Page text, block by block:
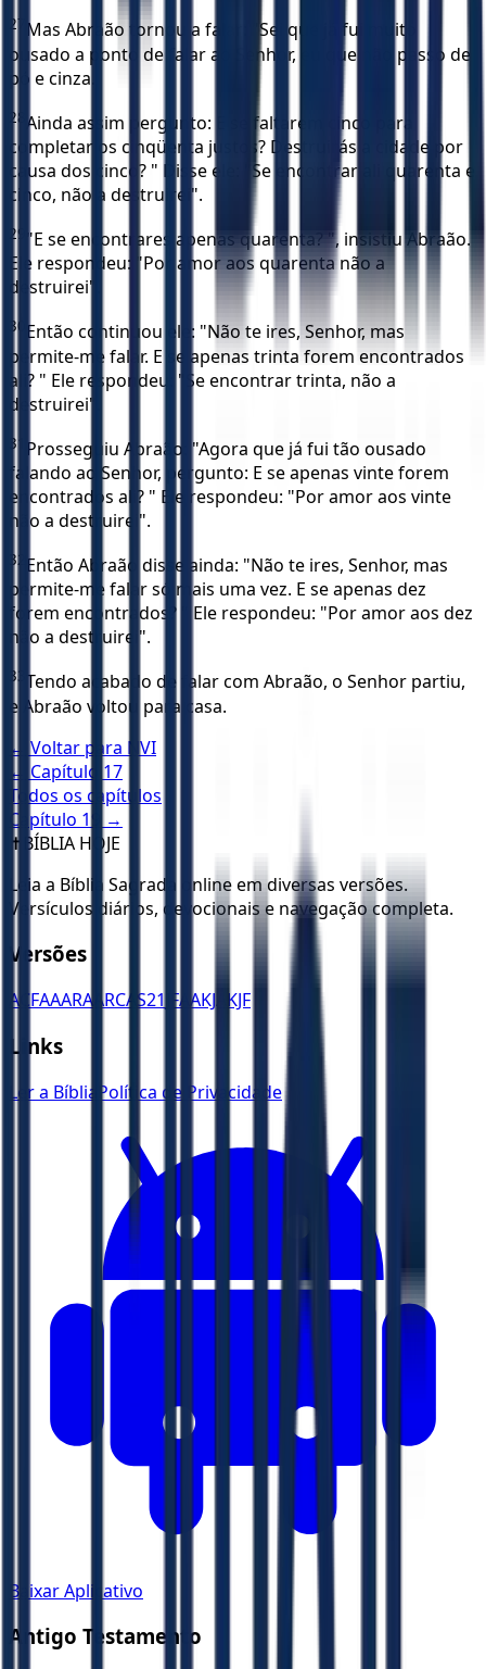
27 Mas Abraão tornou a falar: "Sei que já fui muito
ousado a ponto de falar ao Senhor, eu que não passo de
pó e cinza.
28 Ainda assim pergunto: E se faltarem cinco para
completar os cinqüenta justos? Destruirás a cidade por
causa dos cinco? " Disse ele: "Se encontrar ali quarenta e
cinco, não a destruirei".
29 "E se encontrares apenas quarenta? ", insistiu Abraão.
Ele respondeu: "Por amor aos quarenta não a
destruirei".
30 Então continuou ele: "Não te ires, Senhor, mas
permite-me falar. E se apenas trinta forem encontrados
ali? " Ele respondeu: "Se encontrar trinta, não a
destruirei".
31
Prosseguiu Abraão: "Agora que já fui tão ousado
falando ao Senhor, pergunto: E se apenas vinte forem
encontrados ali? " Ele respondeu: "Por amor aos vinte
não a destruirei".
32 Então Abraão disse ainda: "Não te ires, Senhor, mas
permite-me falar só mais uma vez. E se apenas dez
forem encontrados? " Ele respondeu: "Por amor aos dez
não a destruirei".
33 Tendo acabado de falar com Abraão, o Senhor partiu,
e Abraão voltou para casa.
← Voltar para NVI
← Capítulo 17
Todos os capítulos
Capítulo 19
→
✝️ BÍBLIA HOJE
Leia a Bíblia Sagrada online em diversas versões.
Versículos diários, devocionais e navegação completa.
Versões
ACFAAARA ARCAS21 JFAAKJA KJF
Links
Ler a Bíblia Política de Privacidade
Baixar Aplicativo
Antigo Testamento